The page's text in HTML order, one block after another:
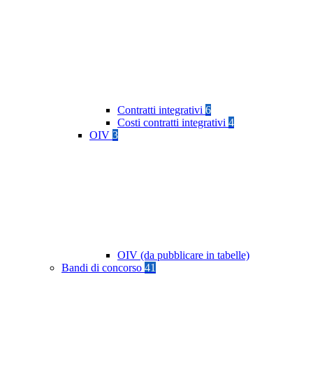
Contratti integrativi 6
Costi contratti integrativi 4
OIV 3
OIV (da pubblicare in tabelle)
Bandi di concorso 41